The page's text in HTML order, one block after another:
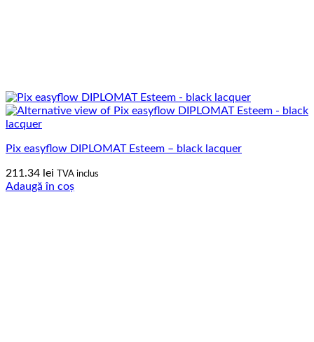
Pix easyflow DIPLOMAT Esteem – black lacquer
211.34 lei TVA inclus
Adaugă în coș